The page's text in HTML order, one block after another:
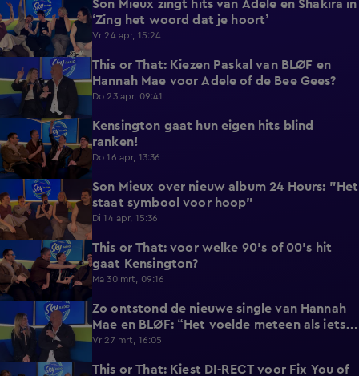
1:55
Son Mieux zingt hits van Adele en Shakira in
‘Zing het woord dat je hoort’
Vr 24 apr, 15:24
1:38
This or That: Kiezen Paskal van BLØF en
Hannah Mae voor Adele of de Bee Gees?
Do 23 apr, 09:41
Kensington gaat hun eigen hits blind
ranken!
Do 16 apr, 13:36
Son Mieux over nieuw album 24 Hours: "Het
staat symbool voor hoop"
Di 14 apr, 15:36
1:27
This or That: voor welke 90's of 00's hit
gaat Kensington?
Ma 30 mrt, 09:16
3:17
Zo ontstond de nieuwe single van Hannah
Mae en BLØF: “Het voelde meteen als iets
dat we samen moesten doen”
Vr 27 mrt, 16:05
1:08
This or That: Kiest DI-RECT voor Fix You of